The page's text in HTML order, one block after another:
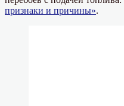
признаки и причины».